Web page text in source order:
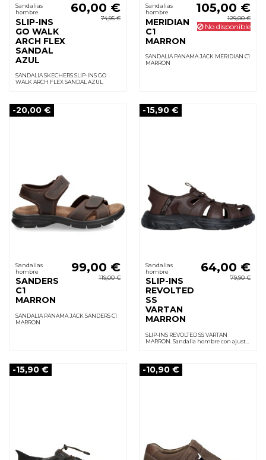
Sandalias
hombre
SLIP-INS
GO WALK
ARCH FLEX
SANDAL
AZUL
60,00 €
74,95 €
SANDALIA SKECHERS SLIP-INS GO
WALK ARCH FLEX SANDAL AZUL
Sandalias
hombre
MERIDIAN
C1
MARRON
105,00 €
129,00 €
No disponible
SANDALIA PANAMA JACK MERIDIAN C1
MARRON
-20,00 €
Sandalias
hombre
SANDERS
C1
MARRON
99,00 €
119,00 €
SANDALIA PANAMA JACK SANDERS C1
MARRON
-15,90 €
Sandalias
hombre
SLIP-INS
REVOLTED
SS
VARTAN
MARRON
64,00 €
79,90 €
SLIP-INS REVOLTED SS VARTAN
MARRON. Sandalia hombre con ajuste
-15,90 € -10,90 €